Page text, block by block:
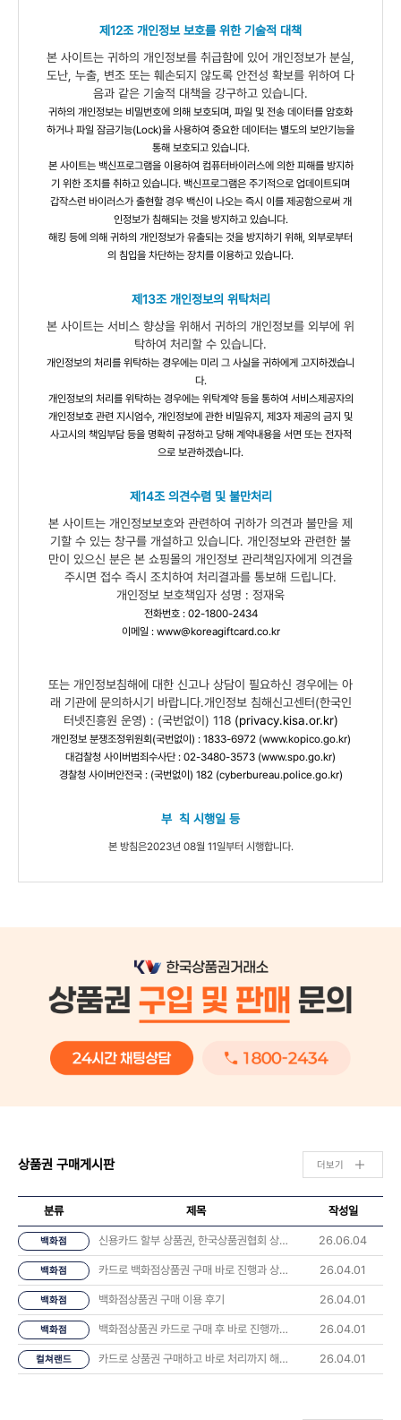
제12조 개인정보 보호를 위한 기술적 대책
본 사이트는 귀하의 개인정보를 취급함에 있어 개인정보가 분실,
도난, 누출, 변조 또는 훼손되지 않도록 안전성 확보를 위하여 다
음과 같은 기술적 대책을 강구하고 있습니다.
귀하의 개인정보는 비밀번호에 의해 보호되며, 파일 및 전송 데이터를 암호화
하거나 파일 잠금기능(Lock)을 사용하여 중요한 데이터는 별도의 보안기능을
통해 보호되고 있습니다.
본 사이트는 백신프로그램을 이용하여 컴퓨터바이러스에 의한 피해를 방지하
기 위한 조치를 취하고 있습니다. 백신프로그램은 주기적으로 업데이트되며
갑작스런 바이러스가 출현할 경우 백신이 나오는 즉시 이를 제공함으로써 개
인정보가 침해되는 것을 방지하고 있습니다.
해킹 등에 의해 귀하의 개인정보가 유출되는 것을 방지하기 위해, 외부로부터
의 침입을 차단하는 장치를 이용하고 있습니다.
제13조 개인정보의 위탁처리
본 사이트는 서비스 향상을 위해서 귀하의 개인정보를 외부에 위
탁하여 처리할 수 있습니다.
개인정보의 처리를 위탁하는 경우에는 미리 그 사실을 귀하에게 고지하겠습니
다.
개인정보의 처리를 위탁하는 경우에는 위탁계약 등을 통하여 서비스제공자의
개인정보호 관련 지시엄수, 개인정보에 관한 비밀유지, 제3자 제공의 금지 및
사고시의 책임부담 등을 명확히 규정하고 당해 계약내용을 서면 또는 전자적
으로 보관하겠습니다.
제14조 의견수렴 및 불만처리
본 사이트는 개인정보보호와 관련하여 귀하가 의견과 불만을 제
기할 수 있는 창구를 개설하고 있습니다. 개인정보와 관련한 불
만이 있으신 분은 본 쇼핑몰의 개인정보 관리책임자에게 의견을
주시면 접수 즉시 조치하여 처리결과를 통보해 드립니다.
개인정보 보호책임자 성명 : 정재욱
전화번호 : 02-1800-2434
이메일 : www@koreagiftcard.co.kr
또는 개인정보침해에 대한 신고나 상담이 필요하신 경우에는 아
래 기관에 문의하시기 바랍니다.개인정보 침해신고센터(한국인
터넷진흥원 운영) : (국번없이) 118 (privacy.kisa.or.kr)
개인정보 분쟁조정위원회(국번없이) : 1833-6972 (www.kopico.go.kr)
대검찰청 사이버범죄수사단 : 02-3480-3573 (www.spo.go.kr)
경찰청 사이버안전국 : (국번없이) 182 (cyberbureau.police.go.kr)
부 칙 시행일 등
본 방침은2023년 08월 11일부터 시행합니다.
상품권 구매게시판 더보기
분류 제목 작성일
백화점 신용카드 할부 상품권, 한국상품권협회 상담 후기 나눠요 💬 26.06.04
백화점 카드로 백화점상품권 구매 바로 진행과 상품권 오는시간 너무 좋았습니다. 26.04.01
백화점 백화점상품권 구매 이용 후기 26.04.01
백화점 백화점상품권 카드로 구매 후 바로 진행까지 해봤습니다 26.04.01
컬쳐랜드 카드로 상품권 구매하고 바로 처리까지 해봤습니다 후기 26.04.01